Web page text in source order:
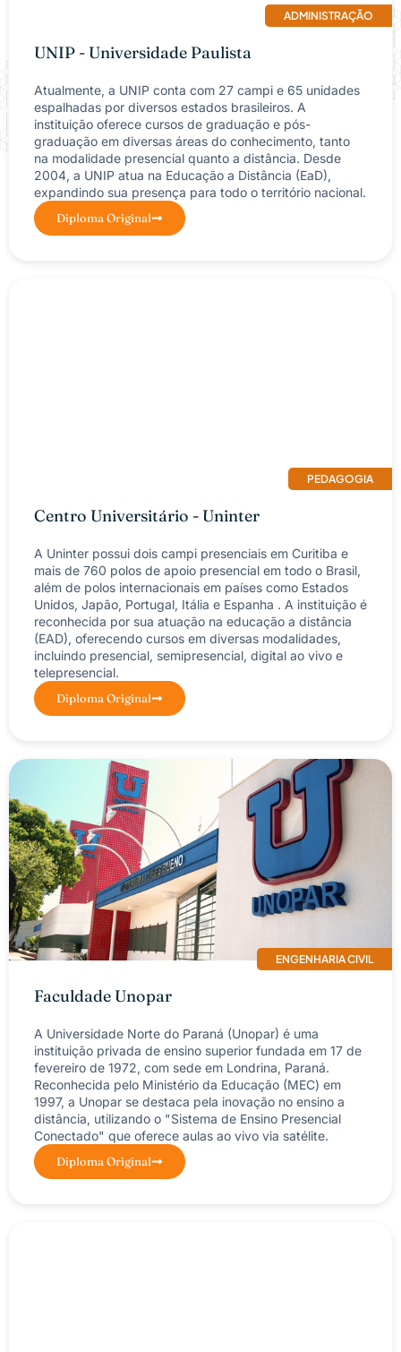
ADMINISTRAÇÃO
UNIP - Universidade Paulista
Atualmente, a UNIP conta com 27 campi e 65 unidades
espalhadas por diversos estados brasileiros. A
instituição oferece cursos de graduação e pós-
graduação em diversas áreas do conhecimento, tanto
na modalidade presencial quanto a distância. Desde
2004, a UNIP atua na Educação a Distância (EaD),
expandindo sua presença para todo o território nacional.
Diploma Original
PEDAGOGIA
Centro Universitário - Uninter
A Uninter possui dois campi presenciais em Curitiba e
mais de 760 polos de apoio presencial em todo o Brasil,
além de polos internacionais em países como Estados
Unidos, Japão, Portugal, Itália e Espanha . A instituição é
reconhecida por sua atuação na educação a distância
(EAD), oferecendo cursos em diversas modalidades,
incluindo presencial, semipresencial, digital ao vivo e
telepresencial.​
Diploma Original
ENGENHARIA CIVIL
Faculdade Unopar
A Universidade Norte do Paraná (Unopar) é uma
instituição privada de ensino superior fundada em 17 de
fevereiro de 1972, com sede em Londrina, Paraná.
Reconhecida pelo Ministério da Educação (MEC) em
1997, a Unopar se destaca pela inovação no ensino a
distância, utilizando o "Sistema de Ensino Presencial
Conectado" que oferece aulas ao vivo via satélite.
Diploma Original